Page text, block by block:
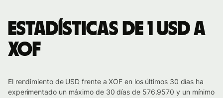
Estadísticas de 1 USD a
XOF
El rendimiento de USD frente a XOF en los últimos 30 días ha
experimentado un máximo de 30 días de 576.9570 y un mínimo